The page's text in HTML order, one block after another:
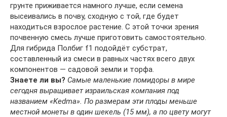
грунте приживается намного лучше, если семена
высеивались в почву, сходную с той, где будет
находиться взрослое растение. С этой точки зрения
почвенную смесь лучше приготовить самостоятельно.
Для гибрида Полбиг f1 подойдёт субстрат,
составленный из смеси в равных частях всего двух
компонентов — садовой земли и торфа.
Знаете ли вы? Самые маленькие помидоры в мире
сегодня выращивает израильская компания под
названием «Kedma». По размерам эти плоды меньше
местной монеты в один шекель (15 мм), а по цвету могут